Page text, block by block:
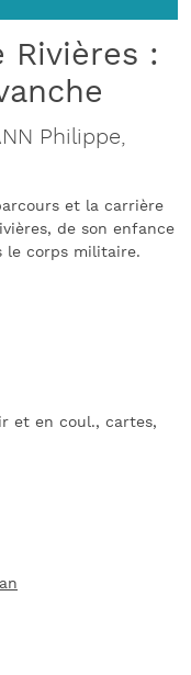
Rivières :
Philippe,
et la carrière
de son enfance
le corps militaire.
et en coul., cartes,